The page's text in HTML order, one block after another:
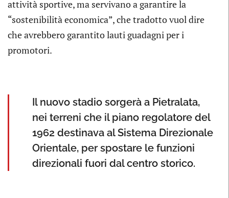
attività sportive, ma servivano a garantire la
“sostenibilità economica”, che tradotto vuol dire
che avrebbero garantito lauti guadagni per i
promotori.
Il nuovo stadio sorgerà a Pietralata,
nei terreni che il piano regolatore del
1962 destinava al Sistema Direzionale
Orientale, per spostare le funzioni
direzionali fuori dal centro storico.